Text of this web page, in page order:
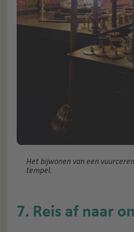
Het bijwonen van een
tempel.
7. Reis af naar